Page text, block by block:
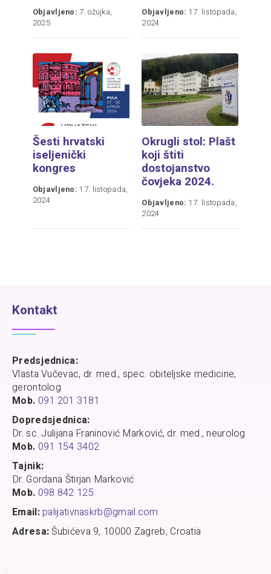
Objavljeno: 7. ožujka,
2025
Objavljeno: 17. listopada,
2024
Šesti hrvatski
iseljenički
kongres
Objavljeno: 17. listopada,
2024
Okrugli stol: Plašt
koji štiti
dostojanstvo
čovjeka 2024.
Objavljeno: 17. listopada,
2024
Kontakt
Predsjednica:
Vlasta Vučevac, dr. med., spec. obiteljske medicine,
gerontolog
Mob. 091 201 3181
Dopredsjednica:
Dr. sc. Julijana Franinović Marković, dr. med., neurolog
Mob. 091 154 3402
Tajnik:
Dr. Gordana Štirjan Marković
Mob. 098 842 125
Email:palijativnaskrb@gmail.com
Adresa:Šubićeva 9, 10000 Zagreb, Croatia